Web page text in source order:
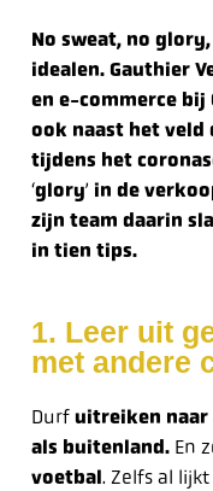
No sweat, no
idealen. Gauthier
en e-commerce
ook naast het veld
tijdens het
‘glory’ in de
zijn team daarin
in tien tips.
1. Leer uit
met andere
Durfuitreiken naar
als buitenland. En
voetbal. Zelfs al